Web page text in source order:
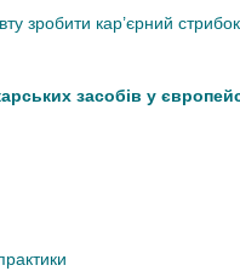
зробити кар’єрний стрибок
засобів у